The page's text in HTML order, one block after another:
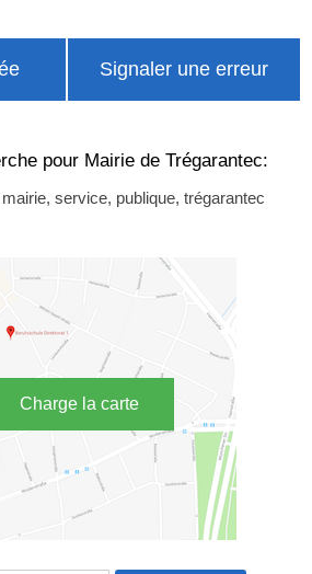
Signaler une erreur
pour Mairie de Trégarantec:
service, publique, trégarantec
Charge la carte